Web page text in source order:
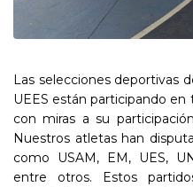
Las selecciones deportivas
UEES están participando
con miras a su
Nuestros atletas han
como USAM, EM, UES,
entre otros. Estos